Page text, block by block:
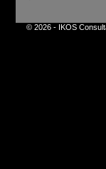
© 2026 - IKOS